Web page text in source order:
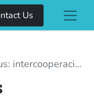
Us
per a un nou sector.